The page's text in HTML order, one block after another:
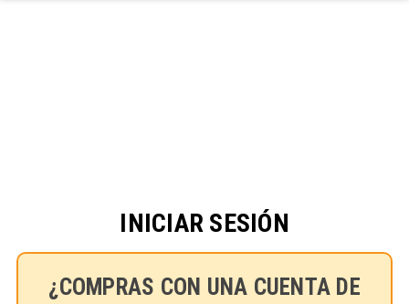
INICIAR SESIÓN
¿COMPRAS CON UNA CUENTA DE